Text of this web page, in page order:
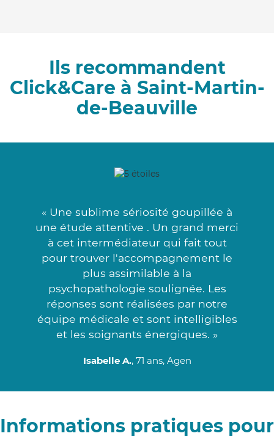
Ils recommandent
Click&Care à Saint-Martin-
de-Beauville
« Une sublime sériosité goupillée à
une étude attentive . Un grand merci
à cet intermédiateur qui fait tout
pour trouver l'accompagnement le
plus assimilable à la
psychopathologie soulignée. Les
réponses sont réalisées par notre
équipe médicale et sont intelligibles
et les soignants énergiques. »
Isabelle A., 71 ans, Agen
Informations pratiques pour